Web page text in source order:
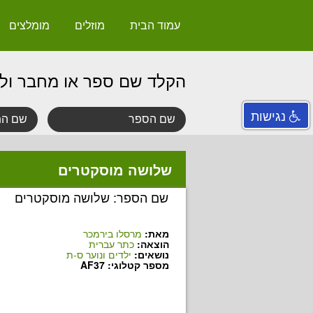
עמוד הבית מוזלים מומלצים
הקלד שם ספר או מחבר
שלושה מוסקטרים
שם הספר: שלושה מוסקטרים
מאת: מרסלו בירמכר
הוצאה: כתר עברית
נושאים: ילדים ונוער ס-ת
מספר קטלוגי: AF37
נגישות